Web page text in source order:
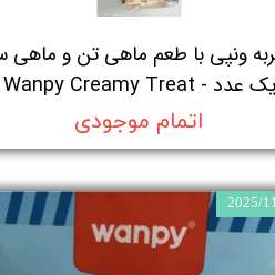
ونپی با طعم ماهی تن و ماهی
یک عدد - Wanpy Creamy Treat
اتمام موجودی